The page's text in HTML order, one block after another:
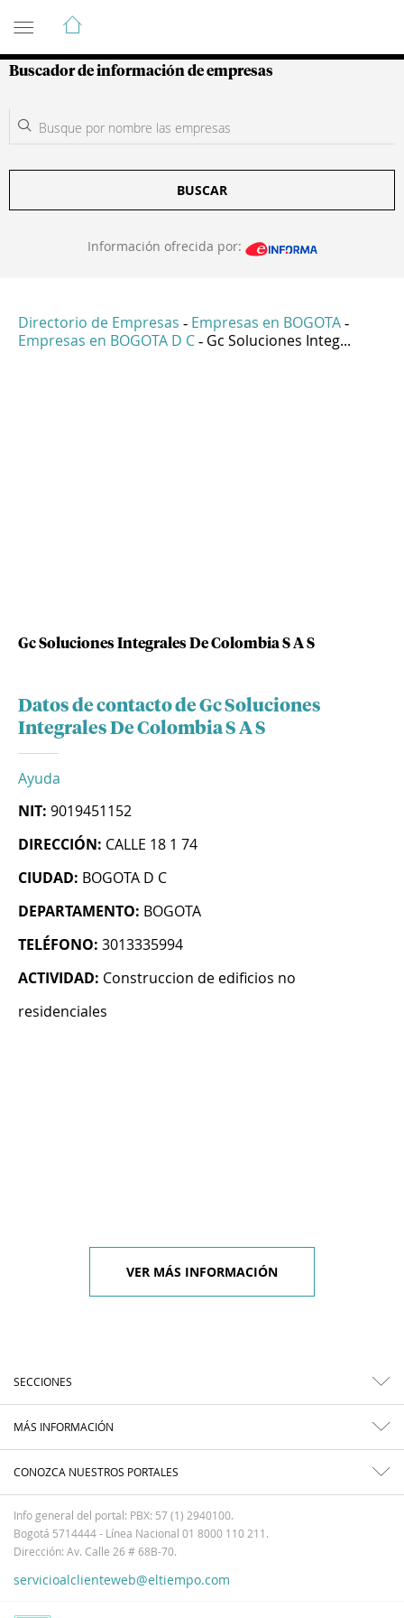
Guía de Empresas Colombianas
Buscador de información de empresas
BUSCAR
Información ofrecida por:
Directorio de Empresas - Empresas en BOGOTA -
Empresas en BOGOTA D C - Gc Soluciones Integ...
Gc Soluciones Integrales De Colombia S A S
Datos de contacto de Gc Soluciones
Integrales De Colombia S A S
Ayuda
NIT: 9019451152
DIRECCIÓN: CALLE 18 1 74
CIUDAD: BOGOTA D C
DEPARTAMENTO: BOGOTA
TELÉFONO: 3013335994
ACTIVIDAD: Construccion de edificios no
residenciales
VER MÁS INFORMACIÓN
SECCIONES
MÁS INFORMACIÓN
CONOZCA NUESTROS PORTALES
Info general del portal: PBX: 57 (1) 2940100.
Bogotá 5714444 - Línea Nacional 01 8000 110 211.
Dirección: Av. Calle 26 # 68B-70.
servicioalclienteweb@eltiempo.com